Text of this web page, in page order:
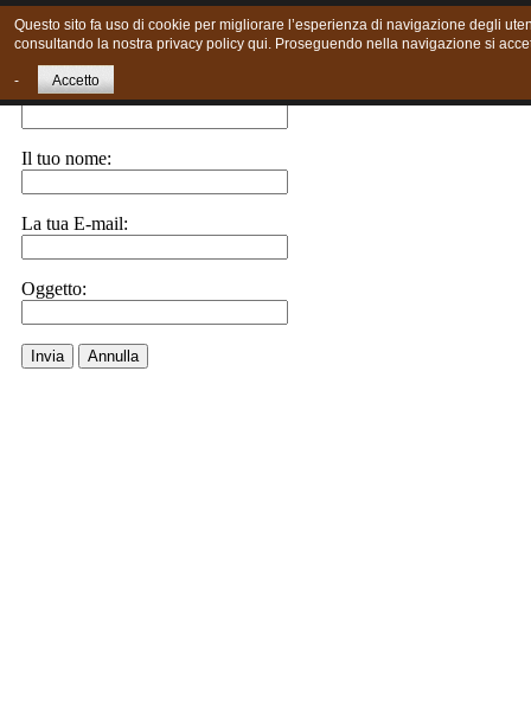
Invia ad un amico.
E-Mail a:
Il tuo nome:
La tua E-mail:
Oggetto:
Invia Annulla
Questo sito fa uso di cookie per migliorare l’esperienza di navigazione degli
consultando la nostra privacy policy qui. Proseguendo nella navigazione si
- Accetto